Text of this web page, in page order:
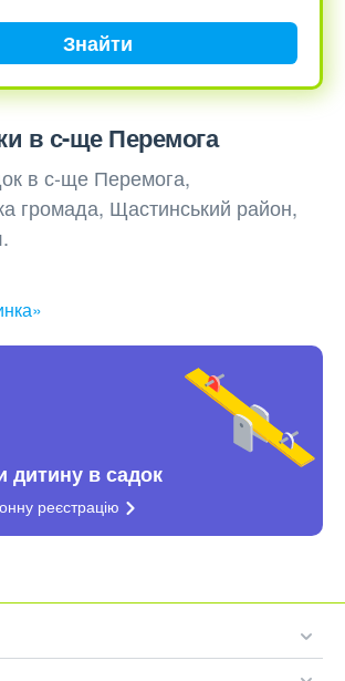
Знайти
в с-ще Перемога
в с-ще Перемога,
громада, Щастинський район,
дитину в садок
реєстрацію